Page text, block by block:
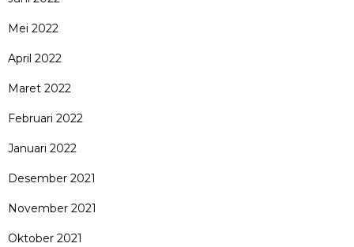
Mei 2022
April 2022
Maret 2022
Februari 2022
Januari 2022
Desember 2021
November 2021
Oktober 2021